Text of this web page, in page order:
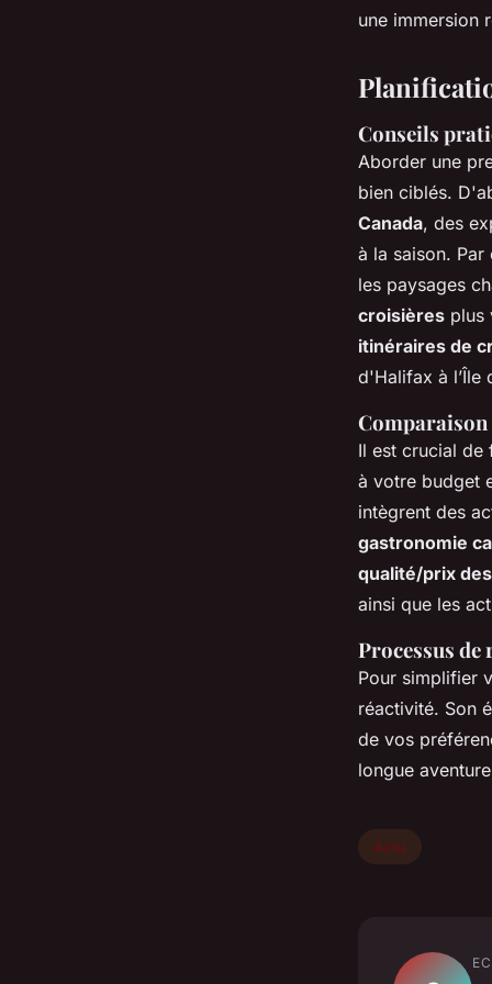
une immersion
Conseils
Aborder une
bien ciblés.
Canada, des
à la saison.
les paysages
croisières plus
itinéraires de
d'Halifax à l’Île
Il est crucial
à votre budget
intègrent des
gastronomie
qualité/prix
ainsi que les
Processus
Pour simplifier
réactivité. Son
de vos
longue
Actu